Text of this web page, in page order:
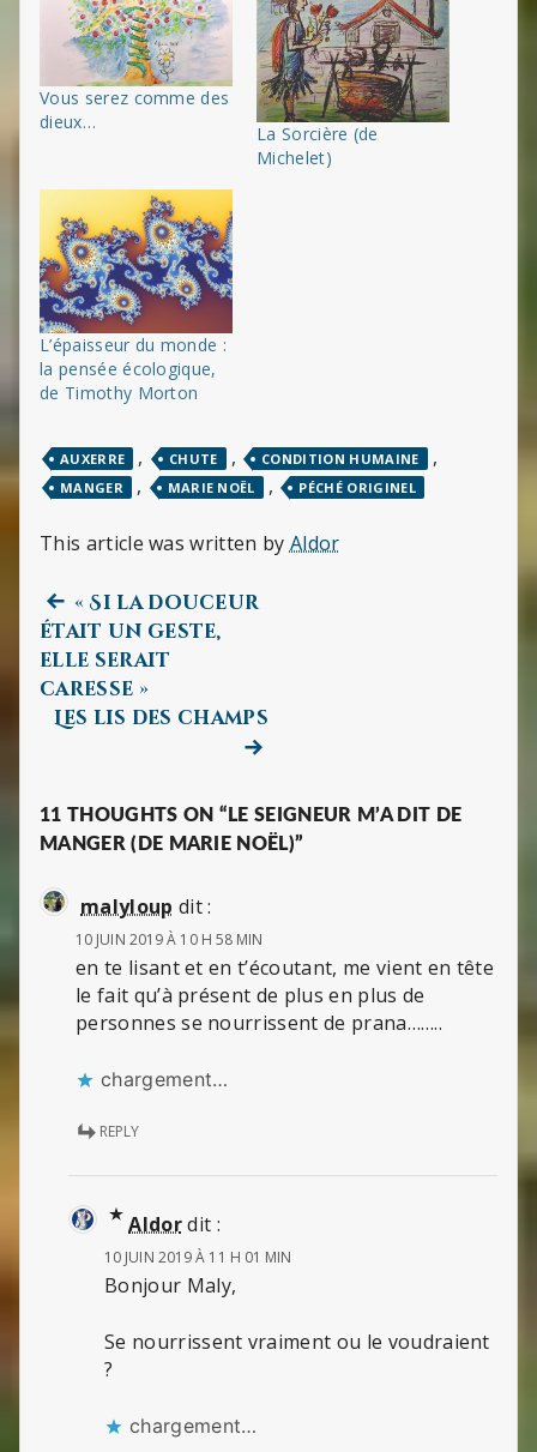
Vous serez comme des
dieux…
La Sorcière (de
Michelet)
L’épaisseur du monde :
la pensée écologique,
de Timothy Morton
AUXERRE , CHUTE , CONDITION HUMAINE ,
MANGER , MARIE NOËL , PÉCHÉ ORIGINEL
This article was written by Aldor
Navigation
de
l’article
Previous
post:
« Si la douceur
était un geste,
elle serait
caresse »
Les lis des champs
11 THOUGHTS ON “LE SEIGNEUR M’A DIT DE
MANGER (DE MARIE NOËL)”
malyloup dit :
10 JUIN 2019 À 10 H 58 MIN
en te lisant et en t’écoutant, me vient en tête
le fait qu’à présent de plus en plus de
personnes se nourrissent de prana……..
chargement…
REPLY
Aldordit :
10 JUIN 2019 À 11 H 01 MIN
Bonjour Maly,
Se nourrissent vraiment ou le voudraient
?
chargement…